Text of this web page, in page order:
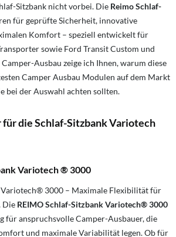
Sitzbank nicht vorbei. Die Reimo Schlaf-
für geprüfte Sicherheit, innovative
Komfort – speziell entwickelt für
sowie Ford Transit Custom und
Ausbau zeige ich Ihnen, warum diese
Camper Ausbau Modulen auf dem Markt
bei der Auswahl achten sollten.
die Schlaf-Sitzbank Variotech
Variotech ® 3000
Variotech® 3000 – Maximale Flexibilität für
Die REIMO Schlaf-Sitzbank Variotech® 3000
für anspruchsvolle Camper-Ausbauer, die
und maximale Variabilität legen. Ob für